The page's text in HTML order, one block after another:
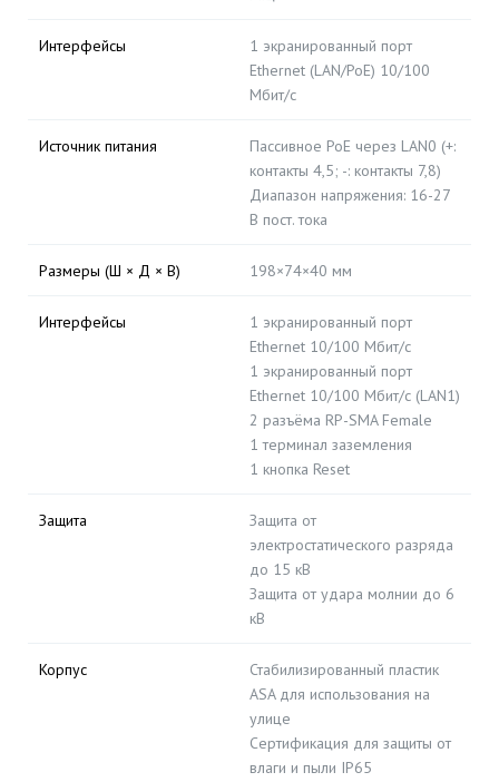
Интерфейсы
1 экранированный порт
Ethernet (LAN/PoE) 10/100
Мбит/с
Источник питания
Пассивное PoE через LAN0 (+:
контакты 4,5; -: контакты 7,8)
Диапазон напряжения: 16-27
В пост. тока
Размеры (Ш × Д × В) 198×74×40 мм
Интерфейсы
1 экранированный порт
Ethernet 10/100 Мбит/с
1 экранированный порт
Ethernet 10/100 Мбит/с (LAN1)
2 разъёма RP-SMA Female
1 терминал заземления
1 кнопка Reset
Защита
Защита от
электростатического разряда
до 15 кВ
Защита от удара молнии до 6
кВ
Корпус
Стабилизированный пластик
ASA для использования на
улице
Сертификация для защиты от
влаги и пыли IP65